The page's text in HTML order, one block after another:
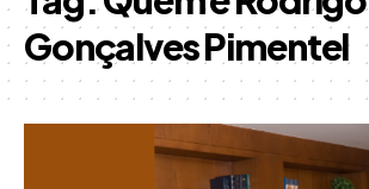
Gonçalves Pimentel